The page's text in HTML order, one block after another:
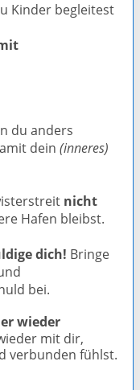
Kinder begleitest
du anders
dein (inneres)
nicht
Hafen bleibst.
dich! Bringe
bei.
wieder
mit dir,
verbunden fühlst.